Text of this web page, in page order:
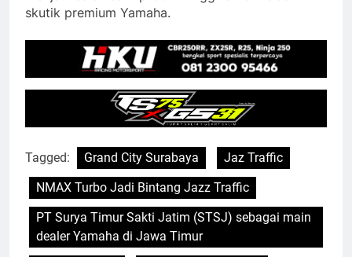
skutik premium Yamaha.
Tagged: Grand City Surabaya
Jaz Traffic
NMAX Turbo Jadi Bintang Jazz Traffic
PT Surya Timur Sakti Jatim (STSJ) sebagai main
dealer Yamaha di Jawa Timur